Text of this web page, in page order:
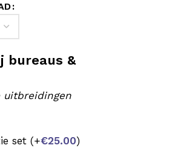
bureaus &
uitbreidingen
set (+€25.00)